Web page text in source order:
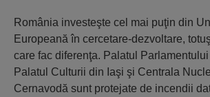
România investeşte cel mai puţin din
Europeană în cercetare-dezvoltare,
care fac diferenţa. Palatul
Palatul Culturii din Iaşi şi Centrala
Cernavodă sunt protejate de incendii